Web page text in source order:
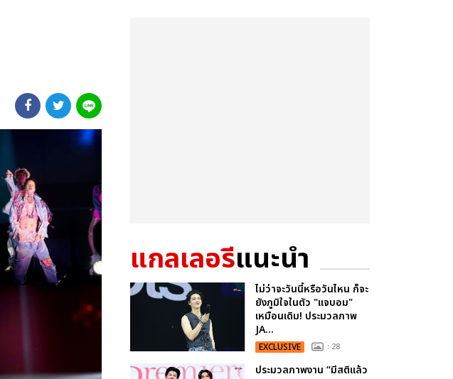
แกลเลอรีแนะนำ
ไม่ว่าจะวันนี้หรือวันไหน ก็จะ
ยังภูมิใจในตัว "แจบอม"
เหมือนเดิม! ประมวลภาพ
JA...
EXCLUSIVE : 28
ประมวลภาพงาน “มีสติแล้ว